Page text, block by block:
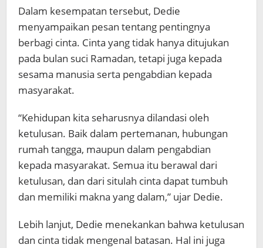
Dalam kesempatan tersebut, Dedie
menyampaikan pesan tentang pentingnya
berbagi cinta. Cinta yang tidak hanya ditujukan
pada bulan suci Ramadan, tetapi juga kepada
sesama manusia serta pengabdian kepada
masyarakat.
“Kehidupan kita seharusnya dilandasi oleh
ketulusan. Baik dalam pertemanan, hubungan
rumah tangga, maupun dalam pengabdian
kepada masyarakat. Semua itu berawal dari
ketulusan, dan dari situlah cinta dapat tumbuh
dan memiliki makna yang dalam,” ujar Dedie.
Lebih lanjut, Dedie menekankan bahwa ketulusan
dan cinta tidak mengenal batasan. Hal ini juga